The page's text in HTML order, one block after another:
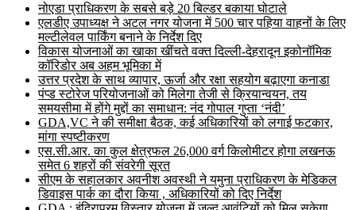
नोएडा प्राधिकरण के सबसे बड़े 20 बिल्डर बकाया घोटाले
एलडीए उपाध्यक्ष ने अटल नगर योजना में 500 चार पहिया वाहनों के लिए
मल्टीलेवल पार्किंग बनाने के निर्देश दिए
विकास योजनाओं का खाका खींचते वक्त दिल्ली-देहरादून इकोनॉमिक
कॉरिडोर अब अहम भूमिका में
उत्तर प्रदेश के साथ व्यापार, ऊर्जा और रक्षा सहयोग बढ़ाएगा कनाडा
पंप्ड स्टोरेज परियोजनाओं को मिलेगा तेजी से क्रियान्वयन, तय
समयसीमा में होंगे मुद्दों का समाधान: नंद गोपाल गुप्ता ‘नंदी’
GDA,VC ने की समीक्षा बैठक, कई अधिकारियों को लगाई फटकार,
मांगा स्पष्टीकरण
एस.सी.आर. का कुल क्षेत्रफल 26,000 वर्ग किलोमीटर होगा लखनऊ
समेत 6 शहरों की संवरेगी सूरत
सीएम के सहालकार अवनीश अवस्थी ने यमुना प्राधिकरण के मेडिकल
डिवाइस पार्क का दौरा किया , अधिकारियों को दिए निर्देश